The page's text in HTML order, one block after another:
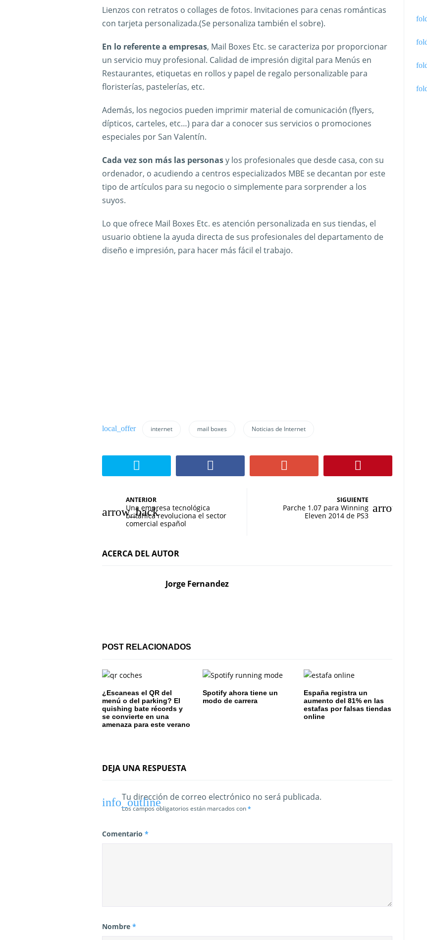
Lienzos con retratos o collages de fotos. Invitaciones para cenas románticas
con tarjeta personalizada.(Se personaliza también el sobre).
En lo referente a empresas, Mail Boxes Etc. se caracteriza por proporcionar
un servicio muy profesional. Calidad de impresión digital para Menús en
Restaurantes, etiquetas en rollos y papel de regalo personalizable para
floristerías, pastelerías, etc.
Además, los negocios pueden imprimir material de comunicación (flyers,
dípticos, carteles, etc…) para dar a conocer sus servicios o promociones
especiales por San Valentín.
Cada vez son más las personasy los profesionales que desde casa, con su
ordenador, o acudiendo a centros especializados MBE se decantan por este
tipo de artículos para su negocio o simplemente para sorprender a los
suyos.
Lo que ofrece Mail Boxes Etc. es atención personalizada en sus tiendas, el
usuario obtiene la ayuda directa de sus profesionales del departamento de
diseño e impresión, para hacer más fácil el trabajo.
internet mail boxes Noticias de Internet
a
e
ó
n
d
e
e
t
a
a
ANTERIOR
Una empresa tecnológica
británica revoluciona el sector
comercial español
SIGUIENTE
Parche 1.07 para Winning
Eleven 2014 de PS3
ACERCA DEL AUTOR
Jorge Fernandez
POST RELACIONADOS
¿Escaneas el QR del
menú o del parking? El
quishing bate récords y
se convierte en una
amenaza para este verano
Spotify ahora tiene un
modo de carrera
España registra un
aumento del 81% en las
estafas por falsas tiendas
online
DEJA UNA RESPUESTA
Tu dirección de correo electrónico no será publicada.
Los campos obligatorios están marcados con*
Comentario *
Nombre *